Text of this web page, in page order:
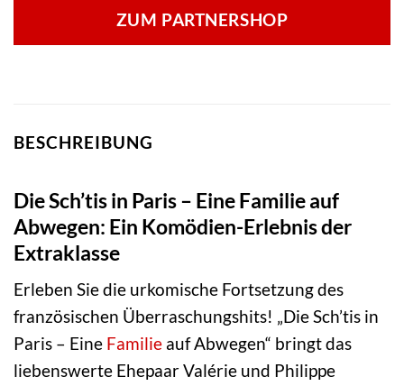
ZUM PARTNERSHOP
BESCHREIBUNG
Die Sch’tis in Paris – Eine Familie auf
Abwegen: Ein Komödien-Erlebnis der
Extraklasse
Erleben Sie die urkomische Fortsetzung des
französischen Überraschungshits! „Die Sch’tis in
Paris – Eine Familie auf Abwegen“ bringt das
liebenswerte Ehepaar Valérie und Philippe